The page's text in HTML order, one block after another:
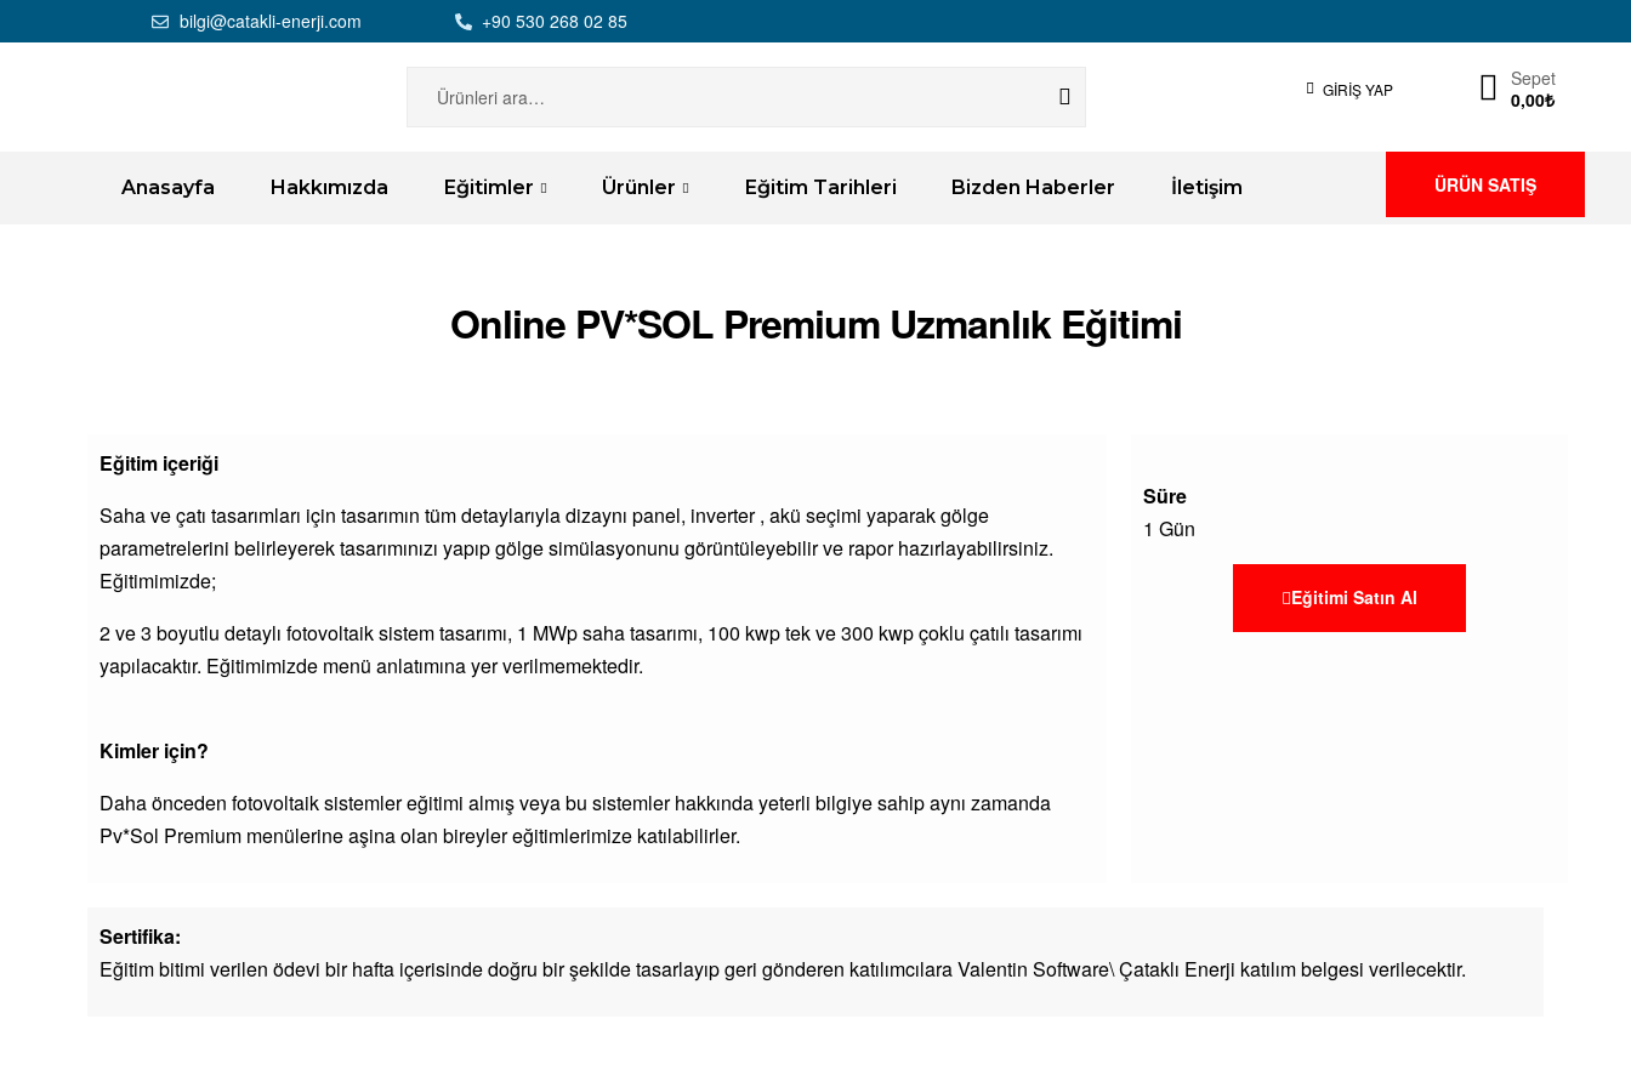
bilgi@catakli-enerji.com +90 530 268 02 85
GIRIŞ YAP
Sepet
0,00₺
Anasayfa Hakkımızda Eğitimler Ürünler Eğitim Tarihleri Bizden Haberler İletişim ÜRÜN SATIŞ
Online PV*SOL Premium Uzmanlık Eğitimi
Eğitim içeriği
Saha ve çatı tasarımları için tasarımın tüm detaylarıyla dizaynı panel, inverter , akü seçimi yaparak gölge
parametrelerini belirleyerek tasarımınızı yapıp gölge simülasyonunu görüntüleyebilir ve rapor hazırlayabilirsiniz.
Eğitimimizde;
2 ve 3 boyutlu detaylı fotovoltaik sistem tasarımı, 1 MWp saha tasarımı, 100 kwp tek ve 300 kwp çoklu çatılı tasarımı
yapılacaktır. Eğitimimizde menü anlatımına yer verilmemektedir.
Kimler için?
Daha önceden fotovoltaik sistemler eğitimi almış veya bu sistemler hakkında yeterli bilgiye sahip aynı zamanda
Pv*Sol Premium menülerine aşina olan bireyler eğitimlerimize katılabilirler.
Süre
1 Gün
Eğitimi Satın Al
Sertifika:
Eğitim bitimi verilen ödevi bir hafta içerisinde doğru bir şekilde tasarlayıp geri gönderen katılımcılara Valentin Software\ Çataklı Enerji katılım belgesi verilecektir.